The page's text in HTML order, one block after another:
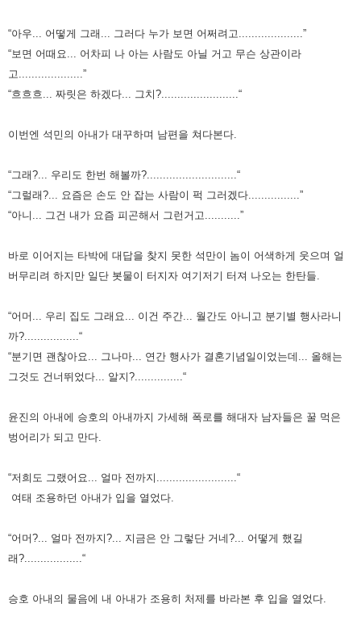
“아우... 어떻게 그래... 그러다 누가 보면 어쩌려고....................”
“보면 어때요... 어차피 나 아는 사람도 아닐 거고 무슨 상관이라
고....................”
“흐흐흐... 짜릿은 하겠다... 그치?........................“
이번엔 석민의 아내가 대꾸하며 남편을 쳐다본다.
“그래?... 우리도 한번 해볼까?............................“
“그럴래?... 요즘은 손도 안 잡는 사람이 퍽 그러겠다................”
“아니... 그건 내가 요즘 피곤해서 그런거고...........”
바로 이어지는 타박에 대답을 찾지 못한 석만이 놈이 어색하게 웃으며 얼
버무리려 하지만 일단 봇물이 터지자 여기저기 터져 나오는 한탄들.
“어머... 우리 집도 그래요... 이건 주간... 월간도 아니고 분기별 행사라니
까?.................“
“분기면 괜찮아요... 그나마... 연간 행사가 결혼기념일이었는데... 올해는
그것도 건너뛰었다... 알지?...............“
윤진의 아내에 승호의 아내까지 가세해 폭로를 해대자 남자들은 꿀 먹은
벙어리가 되고 만다.
“저희도 그랬어요... 얼마 전까지.........................“
여태 조용하던 아내가 입을 열었다.
“어머?... 얼마 전까지?... 지금은 안 그렇단 거네?... 어떻게 했길
래?..................“
승호 아내의 물음에 내 아내가 조용히 처제를 바라본 후 입을 열었다.